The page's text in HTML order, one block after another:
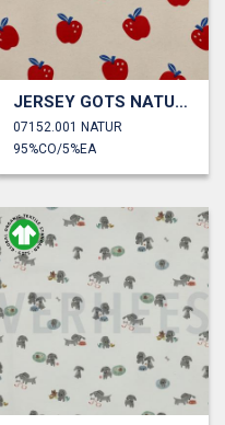
JERSEY GOTS NATUR ÄPFEL
07152.001 NATUR
95%CO/5%EA